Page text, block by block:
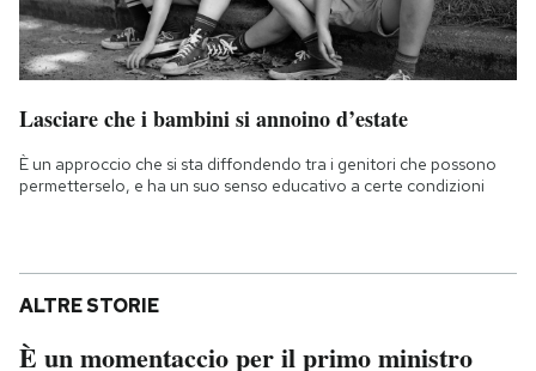
Lasciare che i bambini si annoino d’estate
È un approccio che si sta diffondendo tra i genitori che possono
permetterselo, e ha un suo senso educativo a certe condizioni
ALTRE STORIE
È un momentaccio per il primo ministro